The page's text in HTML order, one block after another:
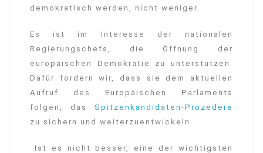
demokratisch werden, nicht weniger.
Es ist im Interesse der nationalen
Regierungschefs, die Öffnung der
europäischen Demokratie zu unterstützen.
Dafür fordern wir, dass sie dem aktuellen
Aufruf des Europäischen Parlaments
folgen, das Spitzenkandidaten-Prozedere
zu sichern und weiterzuentwickeln.
Ist es nicht besser, eine der wichtigsten